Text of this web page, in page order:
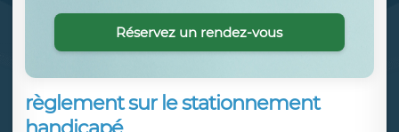
règlement sur le stationnement
Réservez un rendez-vous